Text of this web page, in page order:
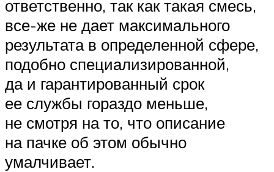
ответственно, так как такая смесь,
все-же не дает максимального
результата в определенной сфере,
подобно специализированной,
да и гарантированный срок
ее службы гораздо меньше,
не смотря на то, что описание
на пачке об этом обычно
умалчивает.